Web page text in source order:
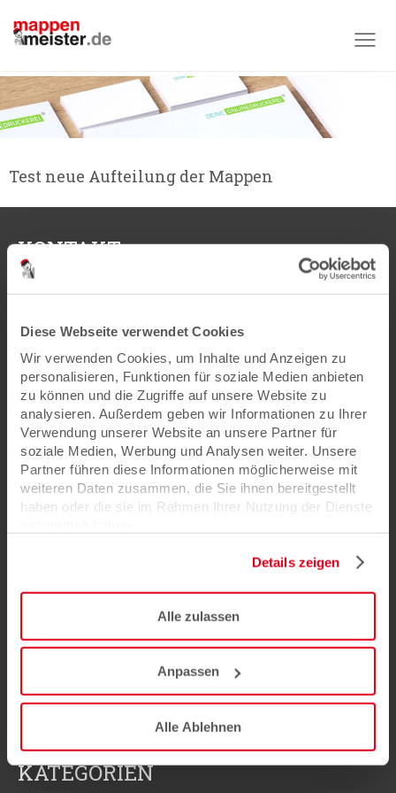
Diese Webseite verwendet Cookies
Wir verwenden Cookies, um Inhalte und Anzeigen zu
personalisieren, Funktionen für soziale Medien anbieten
zu können und die Zugriffe auf unsere Website zu
analysieren. Außerdem geben wir Informationen zu Ihrer
Verwendung unserer Website an unsere Partner für
soziale Medien, Werbung und Analysen weiter. Unsere
Partner führen diese Informationen möglicherweise mit
weiteren Daten zusammen, die Sie ihnen bereitgestellt
haben oder die sie im Rahmen Ihrer Nutzung der Dienste
Details zeigen
Alle zulassen
Anpassen
Alle Ablehnen
Test neue Aufteilung der Mappen
KONTAKT
Druck- und Verlagshaus
Zarbock GmbH & Co. KG
60386 Frankfurt am Main
+49 (0)69 42 09 03 - 39
shop@mappenmeister.de
INFORMATIONEN
FAQ & Begriffserklärungen
Zusatzartikel für Ihre Mappen
Vorschläge & Beispiele unserer Mappen
Zahlungsarten
Datenschutzbestimmungen
AGB
KATEGORIEN